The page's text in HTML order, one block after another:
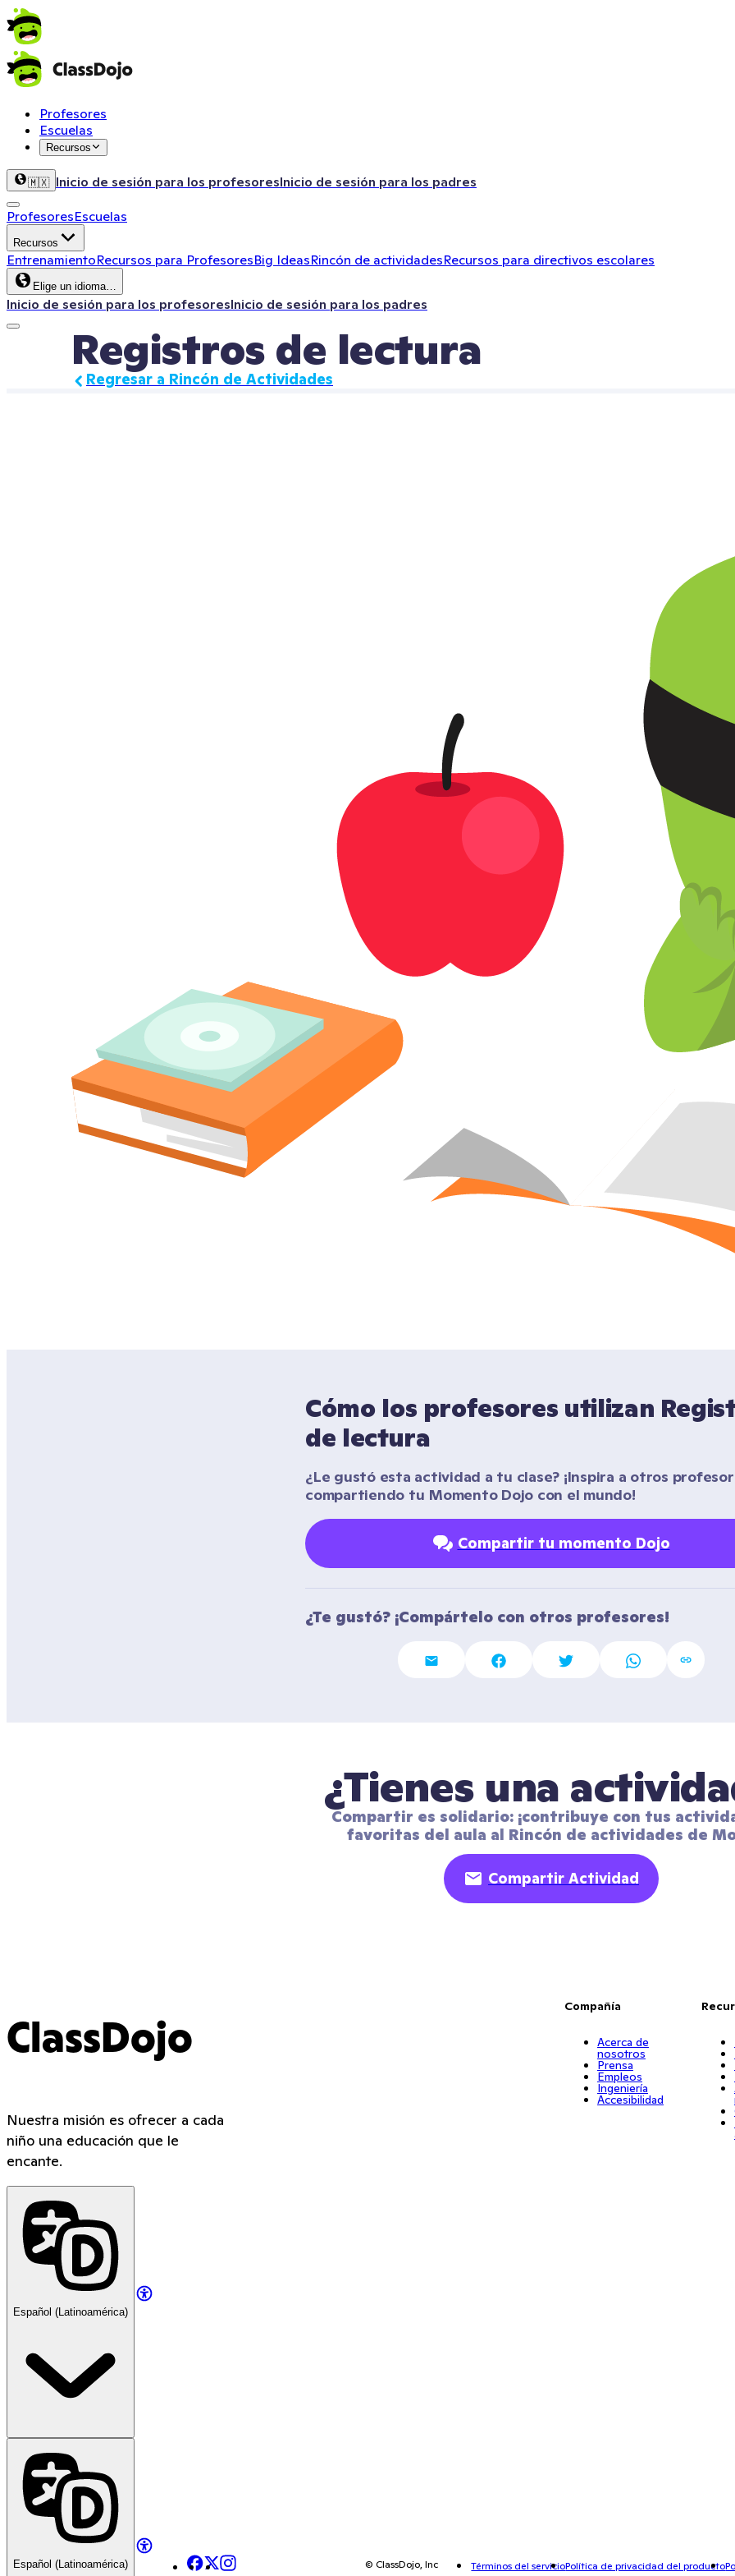
Profesores
Escuelas
Recursos
🇲🇽 Inicio de sesión para los profesoresInicio de sesión para los padres
ProfesoresEscuelas
Recursos
EntrenamientoRecursos para ProfesoresBig IdeasRincón de actividadesRecursos para directivos escolares
Elige un idioma…
Inicio de sesión para los profesoresInicio de sesión para los padres
Registros de lectura
Regresar a Rincón de Actividades
Cómo los profesores utilizan
de lectura
¿Le gustó esta actividad a tu clase? ¡Inspira a otros
compartiendo tu Momento Dojo con el mundo!
Compartir tu momento Dojo
¿Te gustó? ¡Compártelo con otros profesores!
¿Tienes una
Compartir es solidario: ¡contribuye con tus
favoritas del aula al Rincón de actividades de
Compartir Actividad
ClassDojo
Nuestra misión es ofrecer a cada
niño una educación que le
encante.
Español (Latinoamérica)
Compañía
Acerca de
nosotros
Prensa
Empleos
Ingeniería
Accesibilidad
Español (Latinoamérica) Facebook
X Instagram © ClassDojo, Inc Términos del servicioPolítica de privacidad del producto